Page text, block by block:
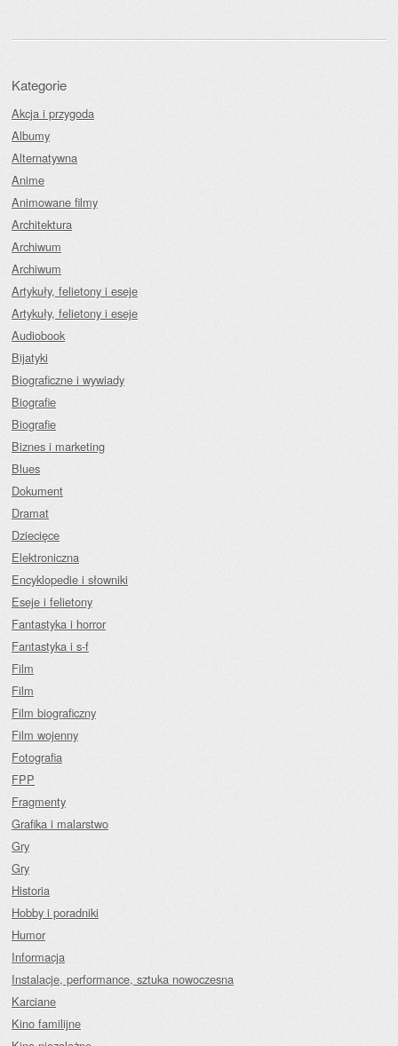
Kategorie
Akcja i przygoda
Albumy
Alternatywna
Anime
Animowane filmy
Architektura
Archiwum
Archiwum
Artykuły, felietony i eseje
Artykuły, felietony i eseje
Audiobook
Bijatyki
Biograficzne i wywiady
Biografie
Biografie
Biznes i marketing
Blues
Dokument
Dramat
Dziecięce
Elektroniczna
Encyklopedie i słowniki
Eseje i felietony
Fantastyka i horror
Fantastyka i s-f
Film
Film
Film biograficzny
Film wojenny
Fotografia
FPP
Fragmenty
Grafika i malarstwo
Gry
Gry
Historia
Hobby i poradniki
Humor
Informacja
Instalacje, performance, sztuka nowoczesna
Karciane
Kino familijne